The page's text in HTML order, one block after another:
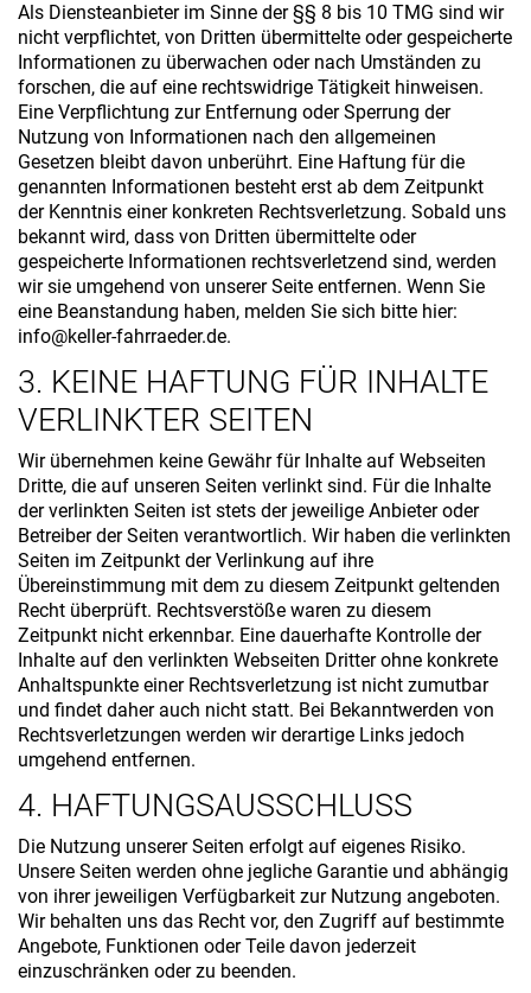
Als Diensteanbieter im Sinne der §§ 8 bis 10 TMG sind wir
nicht verpflichtet, von Dritten übermittelte oder gespeicherte
Informationen zu überwachen oder nach Umständen zu
forschen, die auf eine rechtswidrige Tätigkeit hinweisen.
Eine Verpflichtung zur Entfernung oder Sperrung der
Nutzung von Informationen nach den allgemeinen
Gesetzen bleibt davon unberührt. Eine Haftung für die
genannten Informationen besteht erst ab dem Zeitpunkt
der Kenntnis einer konkreten Rechtsverletzung. Sobald uns
bekannt wird, dass von Dritten übermittelte oder
gespeicherte Informationen rechtsverletzend sind, werden
wir sie umgehend von unserer Seite entfernen. Wenn Sie
eine Beanstandung haben, melden Sie sich bitte hier:
info@keller-fahrraeder.de.
3. KEINE HAFTUNG FÜR INHALTE
VERLINKTER SEITEN
Wir übernehmen keine Gewähr für Inhalte auf Webseiten
Dritte, die auf unseren Seiten verlinkt sind. Für die Inhalte
der verlinkten Seiten ist stets der jeweilige Anbieter oder
Betreiber der Seiten verantwortlich. Wir haben die verlinkten
Seiten im Zeitpunkt der Verlinkung auf ihre
Übereinstimmung mit dem zu diesem Zeitpunkt geltenden
Recht überprüft. Rechtsverstöße waren zu diesem
Zeitpunkt nicht erkennbar. Eine dauerhafte Kontrolle der
Inhalte auf den verlinkten Webseiten Dritter ohne konkrete
Anhaltspunkte einer Rechtsverletzung ist nicht zumutbar
und findet daher auch nicht statt. Bei Bekanntwerden von
Rechtsverletzungen werden wir derartige Links jedoch
umgehend entfernen.
4. HAFTUNGSAUSSCHLUSS
Die Nutzung unserer Seiten erfolgt auf eigenes Risiko.
Unsere Seiten werden ohne jegliche Garantie und abhängig
von ihrer jeweiligen Verfügbarkeit zur Nutzung angeboten.
Wir behalten uns das Recht vor, den Zugriff auf bestimmte
Angebote, Funktionen oder Teile davon jederzeit
einzuschränken oder zu beenden.